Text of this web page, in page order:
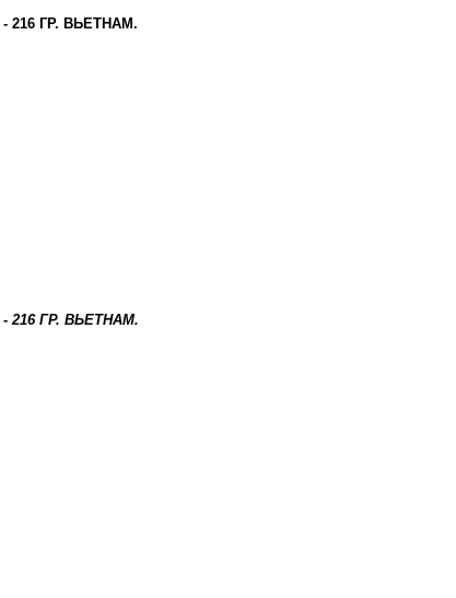
216 ГР. ВЬЕТНАМ.
216 ГР. ВЬЕТНАМ.